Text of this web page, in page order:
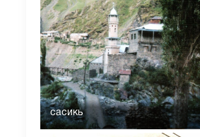
сасикь